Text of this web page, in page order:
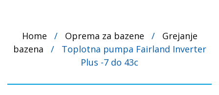
Home / Oprema za bazene /
Grejanje
bazena
/
Toplotna pumpa Fairland Inverter
Plus -7 do 43c